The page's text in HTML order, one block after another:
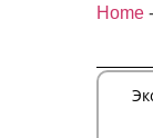
Home -